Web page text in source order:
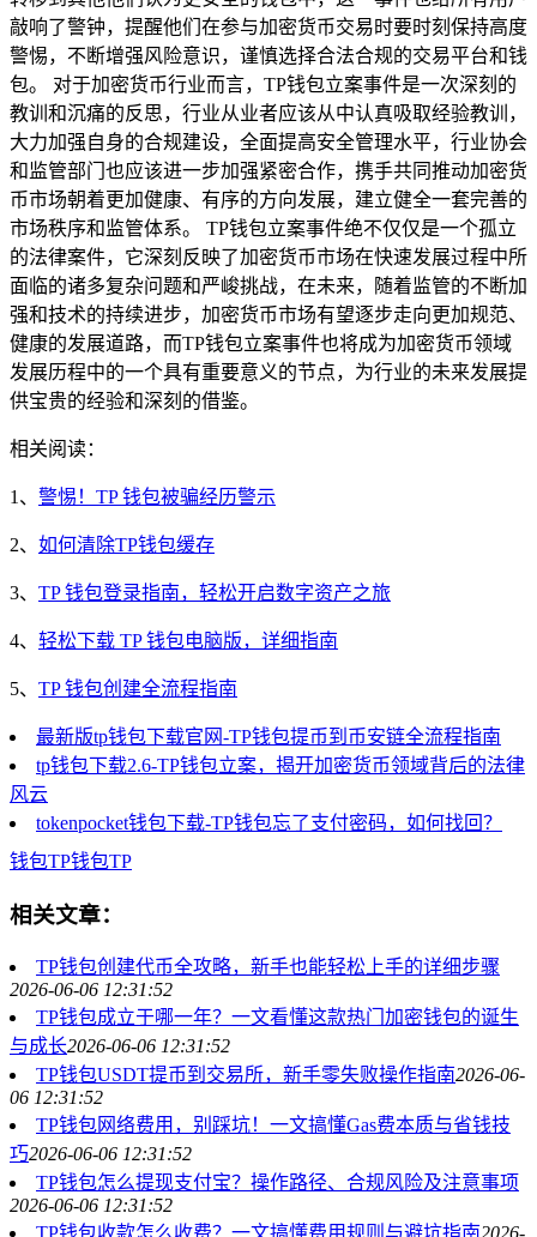
敲响了警钟，提醒他们在参与加密货币交易时要时刻保持高度
警惕，不断增强风险意识，谨慎选择合法合规的交易平台和钱
包。 对于加密货币行业而言，TP钱包立案事件是一次深刻的
教训和沉痛的反思，行业从业者应该从中认真吸取经验教训，
大力加强自身的合规建设，全面提高安全管理水平，行业协会
和监管部门也应该进一步加强紧密合作，携手共同推动加密货
币市场朝着更加健康、有序的方向发展，建立健全一套完善的
市场秩序和监管体系。 TP钱包立案事件绝不仅仅是一个孤立
的法律案件，它深刻反映了加密货币市场在快速发展过程中所
面临的诸多复杂问题和严峻挑战，在未来，随着监管的不断加
强和技术的持续进步，加密货币市场有望逐步走向更加规范、
健康的发展道路，而TP钱包立案事件也将成为加密货币领域
发展历程中的一个具有重要意义的节点，为行业的未来发展提
供宝贵的经验和深刻的借鉴。
相关阅读：
1、 警惕！TP 钱包被骗经历警示
2、 如何清除TP钱包缓存
3、 TP 钱包登录指南，轻松开启数字资产之旅
4、 轻松下载 TP 钱包电脑版，详细指南
5、 TP 钱包创建全流程指南
最新版tp钱包下载官网-TP钱包提币到币安链全流程指南
tp钱包下载2.6-TP钱包立案，揭开加密货币领域背后的法律
风云
tokenpocket钱包下载-TP钱包忘了支付密码，如何找回？
钱包TP钱包TP
相关文章：
TP钱包创建代币全攻略，新手也能轻松上手的详细步骤
2026-06-06 12:31:52
TP钱包成立于哪一年？一文看懂这款热门加密钱包的诞生
与成长2026-06-06 12:31:52
TP钱包USDT提币到交易所，新手零失败操作指南2026-06-
06 12:31:52
TP钱包网络费用，别踩坑！一文搞懂Gas费本质与省钱技
巧2026-06-06 12:31:52
TP钱包怎么提现支付宝？操作路径、合规风险及注意事项
2026-06-06 12:31:52